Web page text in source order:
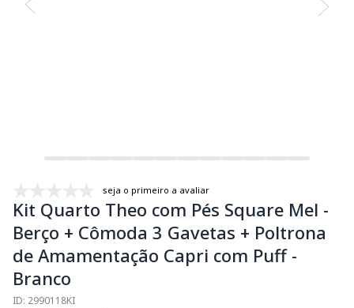
seja o primeiro a avaliar
Kit Quarto Theo com Pés Square Mel -
Berço + Cômoda 3 Gavetas + Poltrona
de Amamentação Capri com Puff -
Branco
ID: 2990118KI